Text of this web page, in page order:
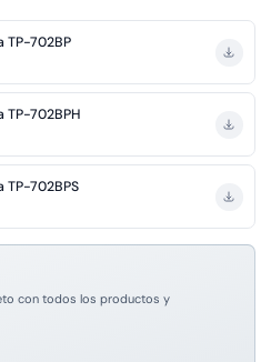
TP-702BP
TP-702BPH
TP-702BPS
con todos los productos y